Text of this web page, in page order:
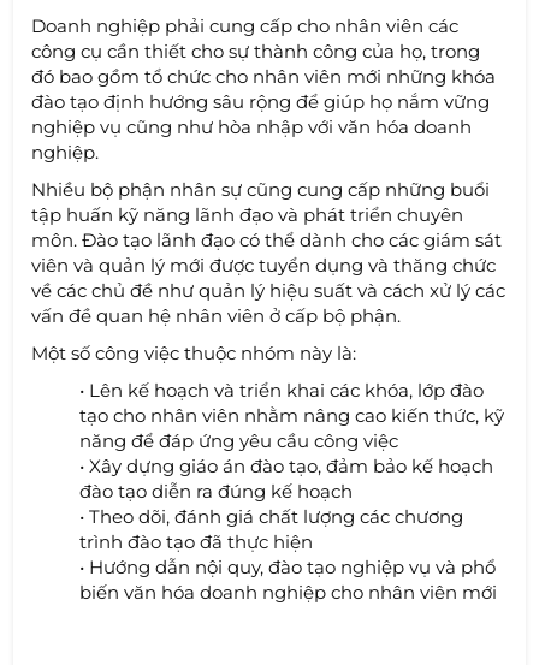
Doanh nghiệp phải cung cấp cho nhân viên các
công cụ cần thiết cho sự thành công của họ, trong
đó bao gồm tổ chức cho nhân viên mới những khóa
đào tạo định hướng sâu rộng để giúp họ nắm vững
nghiệp vụ cũng như hòa nhập với văn hóa doanh
nghiệp.
Nhiều bộ phận nhân sự cũng cung cấp những buổi
tập huấn kỹ năng lãnh đạo và phát triển chuyên
môn. Đào tạo lãnh đạo có thể dành cho các giám sát
viên và quản lý mới được tuyển dụng và thăng chức
về các chủ đề như quản lý hiệu suất và cách xử lý các
vấn đề quan hệ nhân viên ở cấp bộ phận.
Một số công việc thuộc nhóm này là:
• Lên kế hoạch và triển khai các khóa, lớp đào
tạo cho nhân viên nhằm nâng cao kiến thức, kỹ
năng để đáp ứng yêu cầu công việc
• Xây dựng giáo án đào tạo, đảm bảo kế hoạch
đào tạo diễn ra đúng kế hoạch
• Theo dõi, đánh giá chất lượng các chương
trình đào tạo đã thực hiện
• Hướng dẫn nội quy, đào tạo nghiệp vụ và phổ
biến văn hóa doanh nghiệp cho nhân viên mới